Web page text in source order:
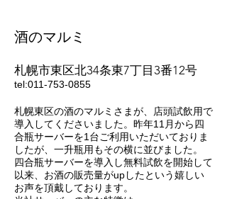
酒のマルミ
札幌市東区北34条東7丁目3番12号
tel:011-753-0855
札幌東区の酒のマルミさまが、店頭試飲用で
導入してくださいました。昨年11月から四
合瓶サーバーを1台ご利用いただいておりま
したが、一升瓶用もその横に並びました。
四合瓶サーバーを導入し無料試飲を開始して
以来、お酒の販売量がupしたという嬉しい
お声を頂戴しております。